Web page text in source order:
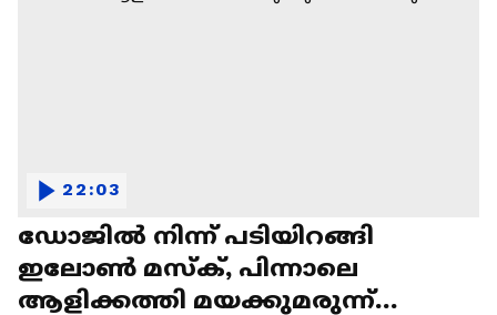
ഡോജിൽ നിന്ന് പടിയിറങ്ങി
ഇലോൺ മസ്ക്, പിന്നാലെ
ആളിക്കത്തി മയക്കുമരുന്ന്
22:03